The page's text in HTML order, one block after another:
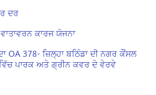
ਦਰ
ਕਾਰਜ ਯੋਜਨਾ
OA 378- ਜ਼ਿਲ੍ਹਾ ਬਠਿੰਡਾ ਦੀ ਨਗਰ ਕੌਂਸਲ
ਪਾਰਕ ਅਤੇ ਗ੍ਰੀਨ ਕਵਰ ਦੇ ਵੇਰਵੇ